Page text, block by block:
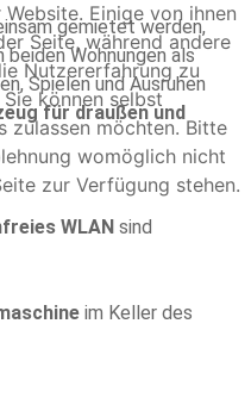
gemietet werden,
Wohnungen als
Spielen und Ausruhen
für draußen und
WLAN sind
im Keller des
Einige von ihnen
Seite, während andere
Nutzererfahrung zu
können selbst
zulassen möchten. Bitte
womöglich nicht
zur Verfügung stehen.